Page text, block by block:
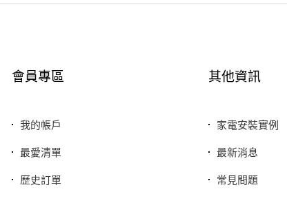
會員專區
我的帳戶
最愛清單
歷史訂單
其他資訊
家電安裝實例
最新消息
常見問題